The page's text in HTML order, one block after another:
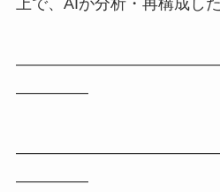
上で、AIが分析・再構成した
————–
————–